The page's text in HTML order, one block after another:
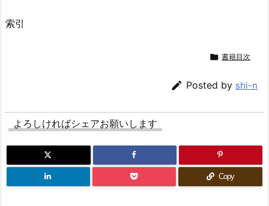
索引
 書籍目次
 Posted by shi-n
よろしければシェアお願いします
Copy